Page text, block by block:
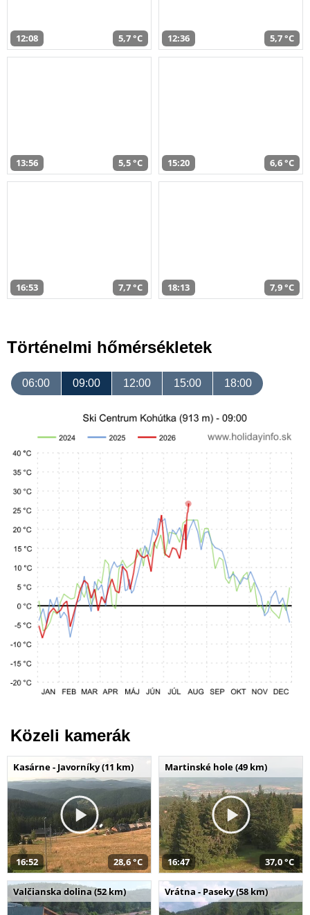
12:08 5,7 °C 12:36 5,7 °C
13:56 5,5 °C 15:20 6,6 °C
16:53 7,7 °C 18:13 7,9 °C
Történelmi hőmérsékletek
06:00 09:00 12:00 15:00 18:00
Közeli kamerák
Kasárne - Javorníky (11 km)
16:52 28,6 °C
Martinské hole (49 km)
16:47 37,0 °C
Valčianska dolina (52 km) Vrátna - Paseky (58 km)